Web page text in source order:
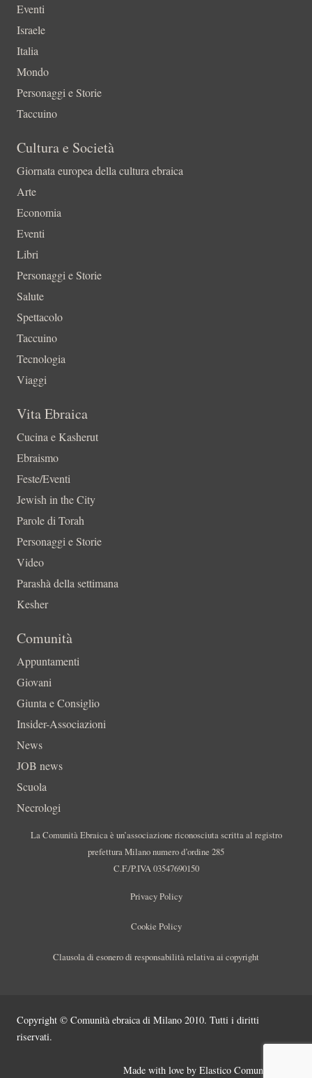
Eventi
Israele
Italia
Mondo
Personaggi e Storie
Taccuino
Cultura e Società
Giornata europea della cultura ebraica
Arte
Economia
Eventi
Libri
Personaggi e Storie
Salute
Spettacolo
Taccuino
Tecnologia
Viaggi
Vita Ebraica
Cucina e Kasherut
Ebraismo
Feste/Eventi
Jewish in the City
Parole di Torah
Personaggi e Storie
Video
Parashà della settimana
Kesher
Comunità
Appuntamenti
Giovani
Giunta e Consiglio
Insider-Associazioni
News
JOB news
Scuola
Necrologi
La Comunità Ebraica è un’associazione riconosciuta scritta al registro
prefettura Milano numero d’ordine 285
C.F./P.IVA 03547690150
Privacy Policy
Cookie Policy
Clausola di esonero di responsabilità relativa ai copyright
Copyright © Comunità ebraica di Milano 2010. Tutti i diritti
riservati.
Made with love by Elastico Comunicazione